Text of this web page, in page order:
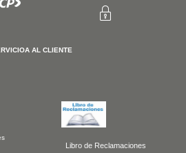
AL CLIENTE
Libro de Reclamaciones